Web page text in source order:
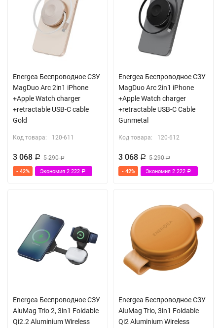
Energea Беспроводное СЗУ
MagDuo Arc 2in1 iPhone
+Apple Watch charger
+retractable USB-C cable
Gold
Код товара: 120-611
3 068 Р 5 290Р
- 42% Экономия 2 222 Р
Energea Беспроводное СЗУ
MagDuo Arc 2in1 iPhone
+Apple Watch charger
+retractable USB-C Cable
Gunmetal
Код товара: 120-612
3 068 Р 5 290Р
- 42% Экономия 2 222 Р
Energea Беспроводное СЗУ
AluMag Trio 2, 3in1 Foldable
Qi2.2 Aluminium Wireless
Energea Беспроводное СЗУ
AluMag Trio, 3in1 Foldable
Qi2 Aluminium Wireless